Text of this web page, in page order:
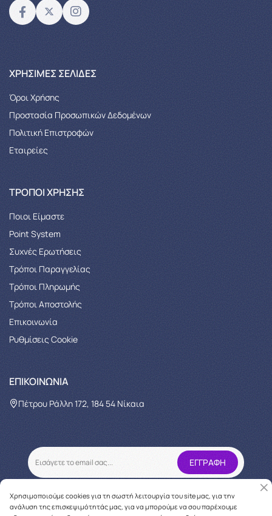
XΡΉΣΙΜΕΣ ΣΕΛΊΔΕΣ
Όροι Χρήσης
Προστασία Προσωπικών Δεδομένων
Πολιτική Επιστροφών
Εταιρείες
ΤΡΌΠΟΙ ΧΡΉΣΗΣ
Ποιοι Είμαστε
Point System
Συχνές Ερωτήσεις
Τρόποι Παραγγελίας
Tρόποι Πληρωμής
Τρόποι Αποστολής
Επικοινωνία
Ρυθμίσεις Cookie
ΕΠΙΚΟΙΝΩΝΊΑ
Πέτρου Ράλλη 172, 184 54 Νίκαια
Χρησιμοποιούμε cookies για τη σωστή λειτουργία του site μας, για την
ανάλυση της επισκεψιμότητάς μας, για να μπορούμε να σου παρέχουμε